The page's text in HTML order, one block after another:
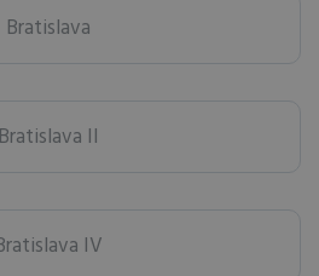
Bratislava
Bratislava II
IV